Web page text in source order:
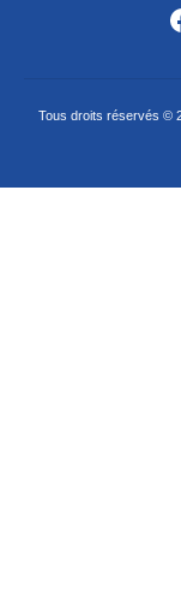
Tous droits réservés ©